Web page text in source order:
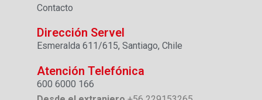
Contacto
Dirección Servel
Esmeralda 611/615, Santiago, Chile
Atención Telefónica
600 6000 166